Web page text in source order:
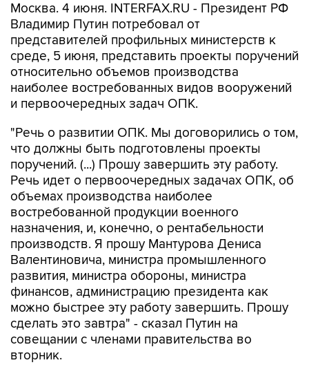
Москва. 4 июня. INTERFAX.RU - Президент РФ
Владимир Путин потребовал от
представителей профильных министерств к
среде, 5 июня, представить проекты поручений
относительно объемов производства
наиболее востребованных видов вооружений
и первоочередных задач ОПК.
"Речь о развитии ОПК. Мы договорились о том,
что должны быть подготовлены проекты
поручений. (...) Прошу завершить эту работу.
Речь идет о первоочередных задачах ОПК, об
объемах производства наиболее
востребованной продукции военного
назначения, и, конечно, о рентабельности
производств. Я прошу Мантурова Дениса
Валентиновича, министра промышленного
развития, министра обороны, министра
финансов, администрацию президента как
можно быстрее эту работу завершить. Прошу
сделать это завтра" - сказал Путин на
совещании с членами правительства во
вторник.